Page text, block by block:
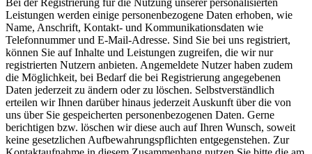
Leistungen werden einige personenbezogene Daten erhoben, wie
Name, Anschrift, Kontakt- und Kommunikationsdaten wie
Telefonnummer und E-Mail-Adresse. Sind Sie bei uns registriert,
können Sie auf Inhalte und Leistungen zugreifen, die wir nur
registrierten Nutzern anbieten. Angemeldete Nutzer haben zudem
die Möglichkeit, bei Bedarf die bei Registrierung angegebenen
Daten jederzeit zu ändern oder zu löschen. Selbstverständlich
erteilen wir Ihnen darüber hinaus jederzeit Auskunft über die von
uns über Sie gespeicherten personenbezogenen Daten. Gerne
berichtigen bzw. löschen wir diese auch auf Ihren Wunsch, soweit
keine gesetzlichen Aufbewahrungspflichten entgegenstehen. Zur